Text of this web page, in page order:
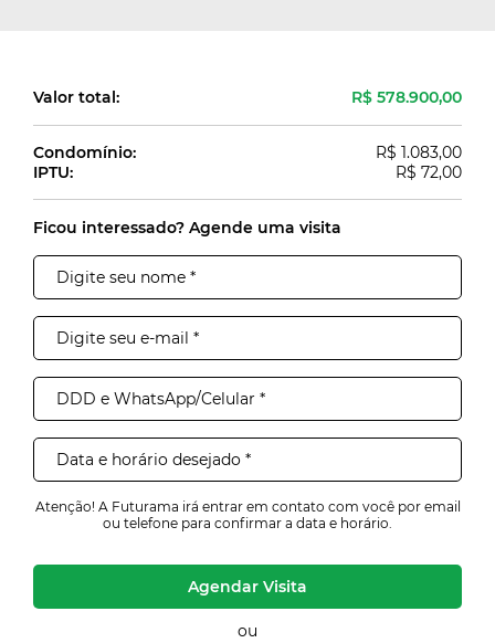
Você tem certeza que deseja
apagar seus imóveis favoritos?
Excluir
Imóveis excluídos com sucesso
Valor total: R$ 578.900,00
Condomínio:
R$ 1.083,00
IPTU:
R$ 72,00
Ficou interessado? Agende uma visita
Atenção! A Futurama irá entrar em contato com você por email
ou telefone para confirmar a data e horário.
Agendar Visita
ou